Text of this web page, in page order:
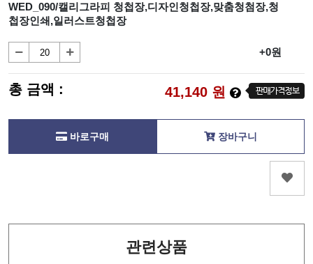
WED_090/캘리그라피 청첩장,디자인청첩장,맞춤청첨장,청
첩장인쇄,일러스트청첩장
+0원
총 금액 : 41,140 원
바로구매 장바구니
관련상품